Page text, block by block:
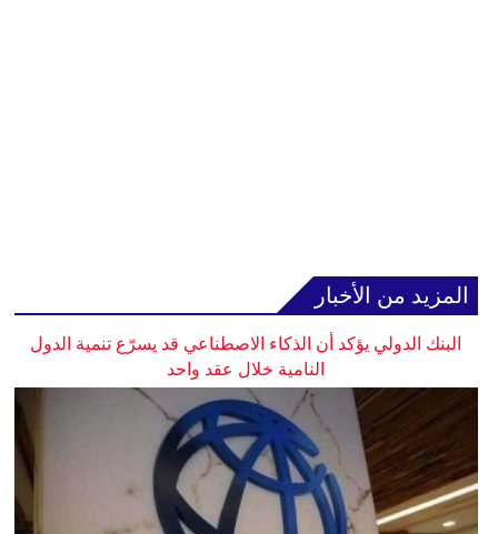
المزيد من الأخبار
البنك الدولي يؤكد أن الذكاء الاصطناعي قد يسرّع تنمية الدول
النامية خلال عقد واحد